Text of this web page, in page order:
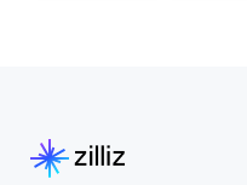
发人